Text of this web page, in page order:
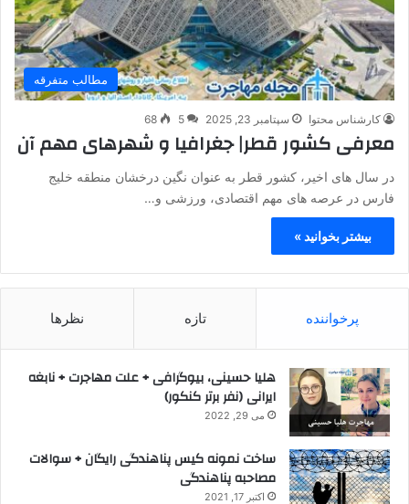
مطالب متفرقه
کارشناس محتوا سپتامبر 23, 2025 5
68
معرفی کشور قطر| جغرافیا و شهرهای مهم آن
در سال های اخیر، کشور قطر به عنوان نگین درخشان منطقه خلیج
فارس در عرصه های مهم اقتصادی، ورزشی و…
بیشتر بخوانید »
پرخواننده تازه نظرها
هلیا حسینی، بیوگرافی + علت مهاجرت + نابغه
ایرانی (نفر برتر کنکور)
می 29, 2022
ساخت نمونه کیس پناهندگی رایگان + سوالات
مصاحبه پناهندگی
اکتبر 17, 2021